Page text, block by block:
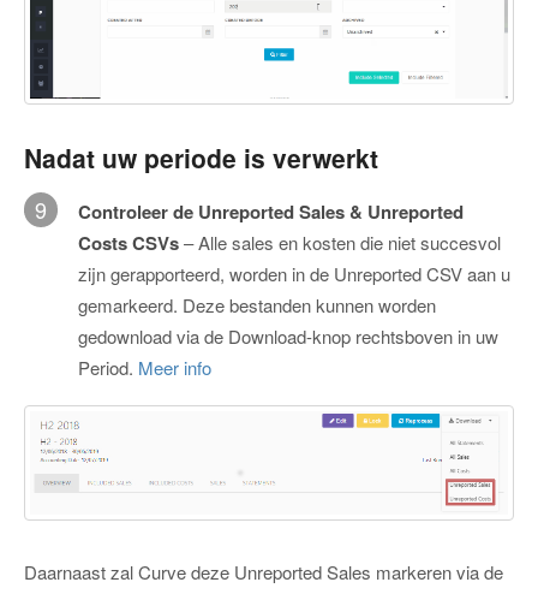
Nadat uw periode is verwerkt
9
Controleer de Unreported Sales & Unreported
Costs CSVs– Alle sales en kosten die niet succesvol
zijn gerapporteerd, worden in de Unreported CSV aan u
gemarkeerd. Deze bestanden kunnen worden
gedownload via de Download-knop rechtsboven in uw
Period. Meer info
Daarnaast zal Curve deze Unreported Sales markeren via de